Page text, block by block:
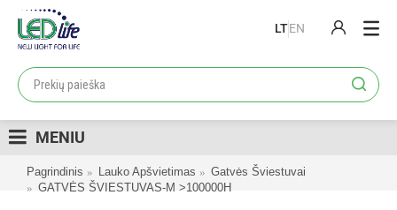
LTEN
PRODUKTAI
LOJALUMO PROGRAMA
KATALOGAI
MENIU
Pagrindinis Lauko Apšvietimas
Gatvės Šviestuvai
GATVĖS ŠVIESTUVAS-M >100000H